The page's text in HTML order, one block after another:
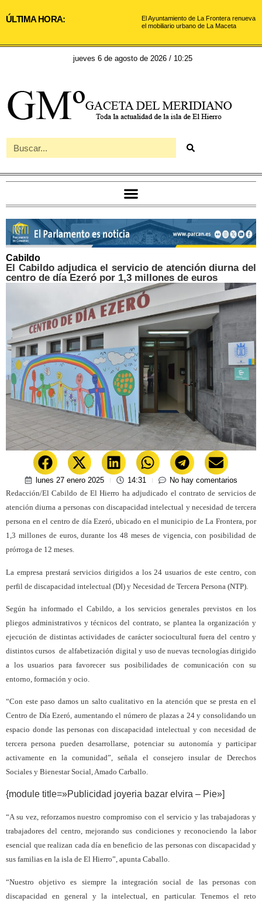
ÚLTIMA HORA:
El Ayuntamiento de La Frontera renueva
el mobiliario urbano de La Maceta
jueves 6 de agosto de 2026 / 10:25
Cabildo
El Cabildo adjudica el servicio de atención diurna del
centro de día Ezeró por 1,3 millones de euros
lunes 27 enero 2025 14:31
No hay comentarios
Redacción/El Cabildo de El Hierro ha adjudicado el contrato de servicios de
atención diurna a personas con discapacidad intelectual y necesidad de tercera
persona en el centro de día Ezeró, ubicado en el municipio de La Frontera, por
1,3 millones de euros, durante los 48 meses de vigencia, con posibilidad de
prórroga de 12 meses.
La empresa prestará servicios dirigidos a los 24 usuarios de este centro, con
perfil de discapacidad intelectual (DI) y Necesidad de Tercera Persona (NTP).
Según ha informado el Cabildo, a los servicios generales previstos en los
pliegos administrativos y técnicos del contrato, se plantea la organización y
ejecución de distintas actividades de carácter sociocultural fuera del centro y
distintos cursos de alfabetización digital y uso de nuevas tecnologías dirigido
a los usuarios para favorecer sus posibilidades de comunicación con su
entorno, formación y ocio.
“Con este paso damos un salto cualitativo en la atención que se presta en el
Centro de Día Ezeró, aumentando el número de plazas a 24 y consolidando un
espacio donde las personas con discapacidad intelectual y con necesidad de
tercera persona pueden desarrollarse, potenciar su autonomía y participar
activamente en la comunidad”, señala el consejero insular de Derechos
Sociales y Bienestar Social, Amado Carballo.
{module title=»Publicidad joyeria bazar elvira – Pie»]
“A su vez, reforzamos nuestro compromiso con el servicio y las trabajadoras y
trabajadores del centro, mejorando sus condiciones y reconociendo la labor
esencial que realizan cada día en beneficio de las personas con discapacidad y
sus familias en la isla de El Hierro”, apunta Caballo.
“Nuestro objetivo es siempre la integración social de las personas con
discapacidad en general y la intelectual, en particular. Tenemos el reto